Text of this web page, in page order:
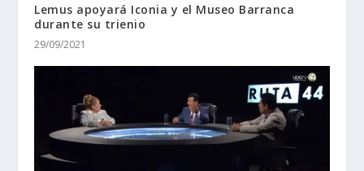
Lemus apoyará Iconia y el Museo Barranca
durante su trienio
29/09/2021